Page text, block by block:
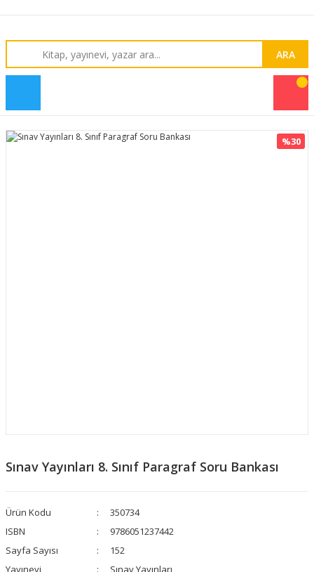
ARA
%30
Sınav Yayınları 8. Sınıf Paragraf Soru Bankası
Ürün Kodu
350734
ISBN
9786051237442
Sayfa Sayısı
152
Yayınevi
Sınav Yayınları